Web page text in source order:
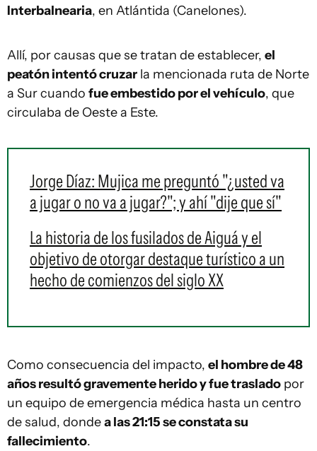
Interbalnearia, en Atlántida (Canelones).
Allí, por causas que se tratan de establecer, el
peatón intentó cruzar la mencionada ruta de Norte
a Sur cuando fue embestido por el vehículo, que
circulaba de Oeste a Este.
Jorge Díaz: Mujica me preguntó "¿usted va
a jugar o no va a jugar?"; y ahí "dije que sí"
La historia de los fusilados de Aiguá y el
objetivo de otorgar destaque turístico a un
hecho de comienzos del siglo XX
Como consecuencia del impacto, el hombre de 48
años resultó gravemente herido y fue traslado por
un equipo de emergencia médica hasta un centro
de salud, dondea las 21:15 se constata su
fallecimiento.